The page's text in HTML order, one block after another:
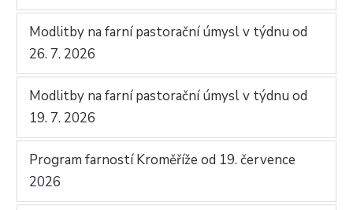
Modlitby na farní pastorační úmysl v týdnu od
26. 7. 2026
Modlitby na farní pastorační úmysl v týdnu od
19. 7. 2026
Program farností Kroměříže od 19. července
2026